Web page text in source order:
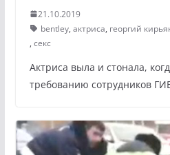
21.10.2019
bentley, актриса, георгий
, секс
Актриса выла и стонала,
требованию сотрудников